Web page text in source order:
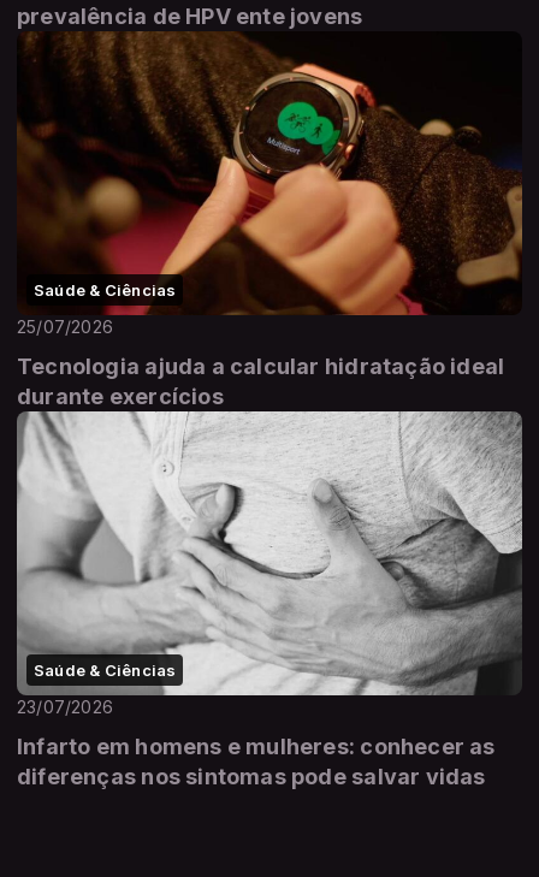
prevalência de HPV ente jovens
Saúde & Ciências
25/07/2026
Tecnologia ajuda a calcular hidratação ideal
durante exercícios
Saúde & Ciências
23/07/2026
Infarto em homens e mulheres: conhecer as
diferenças nos sintomas pode salvar vidas